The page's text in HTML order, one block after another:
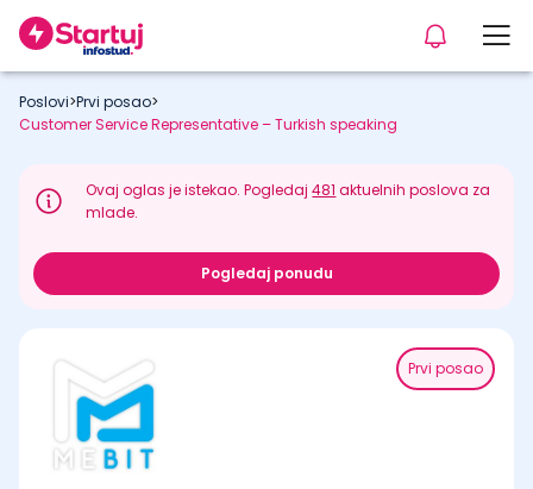
Poslovi>Prvi posao>
Customer Service Representative – Turkish speaking
Ovaj oglas je istekao. Pogledaj481 aktuelnih poslova za
mlade.
Pogledaj ponudu
Prvi posao